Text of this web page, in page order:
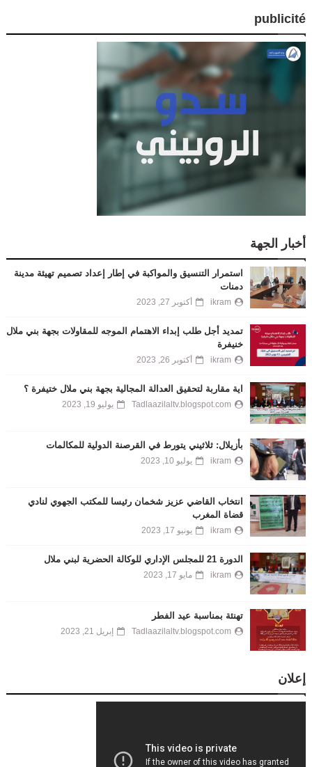
publicité
أخبار الجهة
استمرار التنسيق والمواكبة في إطار إعداد تصميم تهيئة مدينة
دمنات
ikram أكتوبر 27, 2023
تمديد أجل طلب إبداء الاهتمام الموجه للمقاولات بجهة بني ملال
خنيفرة
ikram أكتوبر 26, 2023
اية مقاربة لتحقيق العدالة المجالية بجهة بني ملال ختيفرة ؟
Tadlaazilaltv.blogspot.com يوليو 19, 2023
بأزيلال: ثلاثيني يتورط في القرصنة الدولية للمكالمات
ikram يوليو 10, 2023
انتخاب القاضي عزيز شخمان رئيسا للمكتب الجهوي لنادي
قضاة المغرب
ikram يونيو 17, 2023
الدورة 21 للمجلس الإداري للوكالة الحضرية لبني ملال
ikram مايو 17, 2023
تهنئة بمناسبة عيد الفطر
Tadlaazilaltv.blogspot.com إبريل 21, 2023
إعلان